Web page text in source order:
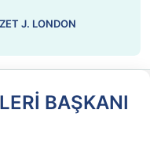
J. LONDON
BAŞKANI